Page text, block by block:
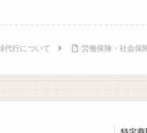
代行について 労働保険・社会保